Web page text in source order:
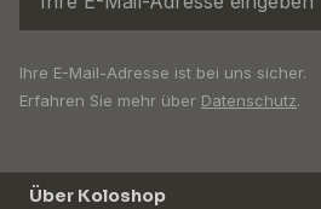
Ihre E-Mail-Adresse ist bei uns sicher.
Erfahren Sie mehr über Datenschutz.
Über Koloshop